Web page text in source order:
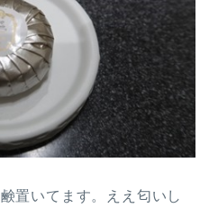
置いてます。ええ匂いし